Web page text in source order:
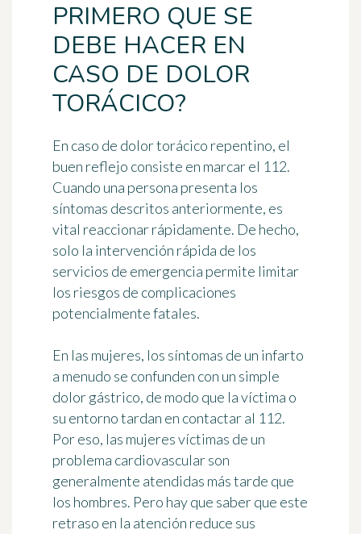
PRIMERO QUE SE
DEBE HACER EN
CASO DE DOLOR
TORÁCICO?
En caso de dolor torácico repentino, el
buen reflejo consiste en marcar el 112.
Cuando una persona presenta los
síntomas descritos anteriormente, es
vital reaccionar rápidamente. De hecho,
solo la intervención rápida de los
servicios de emergencia permite limitar
los riesgos de complicaciones
potencialmente fatales.
En las mujeres, los síntomas de un infarto
a menudo se confunden con un simple
dolor gástrico, de modo que la víctima o
su entorno tardan en contactar al 112.
Por eso, las mujeres víctimas de un
problema cardiovascular son
generalmente atendidas más tarde que
los hombres. Pero hay que saber que este
retraso en la atención reduce sus